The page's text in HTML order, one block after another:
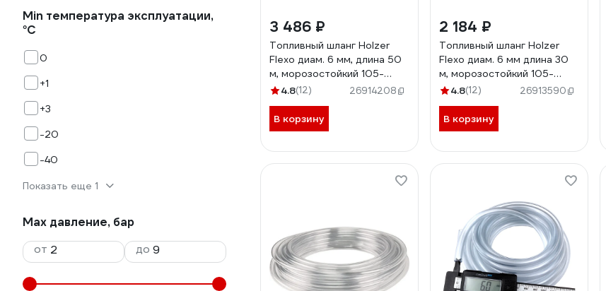
Min температура эксплуатации,
°С
0
+1
+3
-20
-40
Показать еще 1
Max давление, бар
от
до
3 486 ₽
Топливный шланг Holzer
Flexo диам. 6 мм, длина 50
м, морозостойкий 105-
10650M
4.8(12) 26914208
В корзину
2 184 ₽
Топливный шланг Holzer
Flexo диам. 6 мм длина 30
м, морозостойкий 105-
10630M
4.8(12) 26913590
В корзину